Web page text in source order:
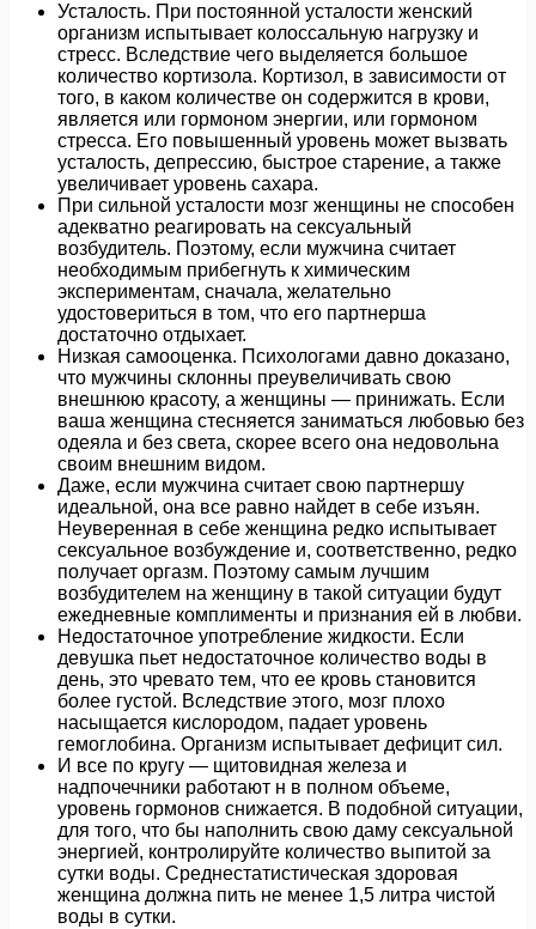
Усталость. При постоянной усталости женский
организм испытывает колоссальную нагрузку и
стресс. Вследствие чего выделяется большое
количество кортизола. Кортизол, в зависимости от
того, в каком количестве он содержится в крови,
является или гормоном энергии, или гормоном
стресса. Его повышенный уровень может вызвать
усталость, депрессию, быстрое старение, а также
увеличивает уровень сахара.
При сильной усталости мозг женщины не способен
адекватно реагировать на сексуальный
возбудитель. Поэтому, если мужчина считает
необходимым прибегнуть к химическим
экспериментам, сначала, желательно
удостовериться в том, что его партнерша
достаточно отдыхает.
Низкая самооценка. Психологами давно доказано,
что мужчины склонны преувеличивать свою
внешнюю красоту, а женщины — принижать. Если
ваша женщина стесняется заниматься любовью без
одеяла и без света, скорее всего она недовольна
своим внешним видом.
Даже, если мужчина считает свою партнершу
идеальной, она все равно найдет в себе изъян.
Неуверенная в себе женщина редко испытывает
сексуальное возбуждение и, соответственно, редко
получает оргазм. Поэтому самым лучшим
возбудителем на женщину в такой ситуации будут
ежедневные комплименты и признания ей в любви.
Недостаточное употребление жидкости. Если
девушка пьет недостаточное количество воды в
день, это чревато тем, что ее кровь становится
более густой. Вследствие этого, мозг плохо
насыщается кислородом, падает уровень
гемоглобина. Организм испытывает дефицит сил.
И все по кругу — щитовидная железа и
надпочечники работают н в полном объеме,
уровень гормонов снижается. В подобной ситуации,
для того, что бы наполнить свою даму сексуальной
энергией, контролируйте количество выпитой за
сутки воды. Среднестатистическая здоровая
женщина должна пить не менее 1,5 литра чистой
воды в сутки.